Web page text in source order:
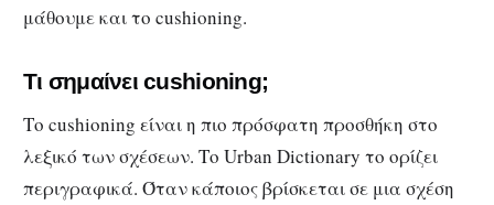
μάθουμε και το cushioning.
Τι σημαίνει cushioning;
Το cushioning είναι η πιο πρόσφατη προσθήκη στο
λεξικό των σχέσεων. Το Urban Dictionary το ορίζει
περιγραφικά. Όταν κάποιος βρίσκεται σε μια σχέση